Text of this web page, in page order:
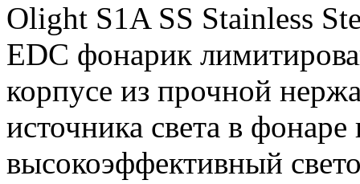
Olight S1A SS Stainless
EDC фонарик
корпусе из прочной
источника света в фонаре
высокоэффективный